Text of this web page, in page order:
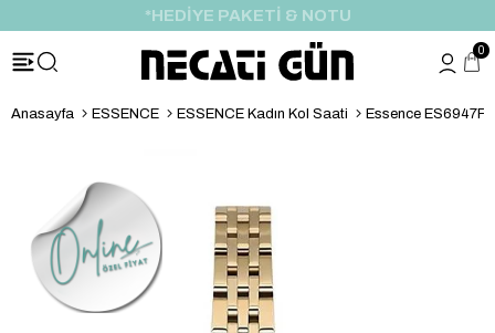
*HEDİYE PAKETİ & NOTU
0
Anasayfa ESSENCE ESSENCE Kadın Kol Saati Essence